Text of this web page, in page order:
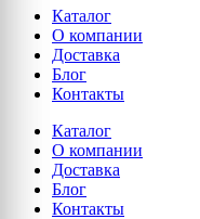
Каталог
О компании
Доставка
Блог
Контакты
Каталог
О компании
Доставка
Блог
Контакты